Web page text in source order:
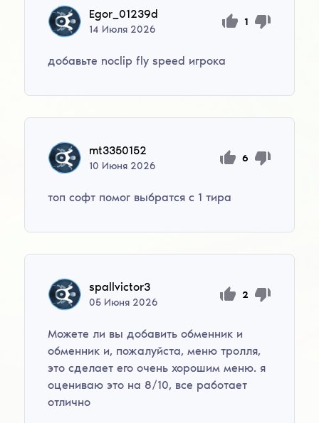
Egor_01239d
14 Июля 2026
1
добавьте noclip fly speed игрока
mt3350152
10 Июня 2026
6
топ софт помог выбратся с 1 тира
spallvictor3
05 Июня 2026
2
Можете ли вы добавить обменник и
обменник и, пожалуйста, меню тролля,
это сделает его очень хорошим меню. я
оцениваю это на 8/10, все работает
отлично